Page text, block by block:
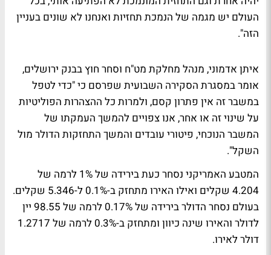
העולם יש מגמה של הנמכת תחזיות ואנחנו לא שונים בעניין
הזה".
איתן אדמוני, מנהל מחלקת מט"ח וסחר חוץ בבנק ירושלים,
אומר במסגרת הסקירה השבועית שפרסם כי "כדי לטפל
במשבר זה אין פתרון קסם, ולמרות כל ההצהרות הפוליטיות
על שינוי זה או אחר, אנו צפויים להמשך העמקתו של
המשבר הנוכחי, פיטורי עובדים והמשך התחזקות הדולר מול
השקל".
המטבע האמריקני נסחר כעת בירידה של 1% לרמה של
4.204 שקלים ואילו האירו מתחזק ב-0.1% ל-5.346 שקלים.
בעולם נסחר הדולר בירידה של 0.17% לרמה של 98.55 יין
לדולר והאירו שינה כיוון ומתחזק ב-0.3% לרמה של 1.2717
דולר לאירו.